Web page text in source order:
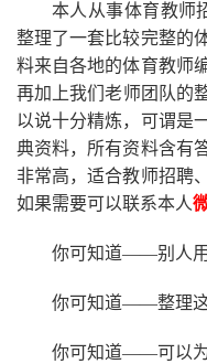
本人从事体育教师
整理了一套比较完整的
料来自各地的体育教师
再加上我们老师 团队的
以说十分精炼，可谓是
典资料，所有资料含有
非常高，适合教师招聘
如果需要可以联系本人
你可知道——别人用
你可知道——整理这
你可知道——可以为